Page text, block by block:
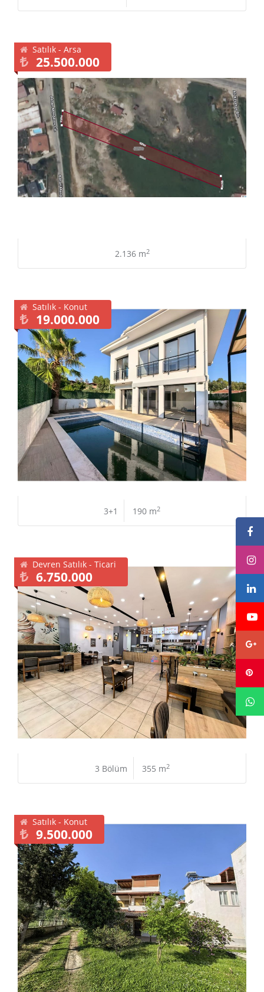
Satılık - Arsa
25.500.000
2.136 m2
Satılık - Konut
19.000.000
3+1 190 m2
Devren Satılık - Ticari
6.750.000
3 Bölüm 355 m2
Satılık - Konut
9.500.000